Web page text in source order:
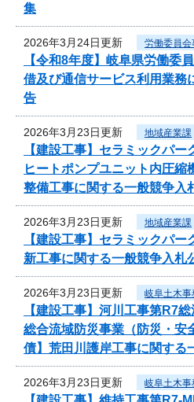
集
2026年3月24日更新 労働委員会
【令和8年度】岐阜県労働委
借及び通信サービス利用業務
告
2026年3月23日更新 地域産業課
【建設工事】セラミックパ
ヒートポンプユニット内圧縮
整備工事に関する一般競争入
2026年3月23日更新 地域産業課
【建設工事】セラミックパ
新工事に関する一般競争入札
2026年3月23日更新 岐阜土木事
【建設工事】河川工事第
総合流域防災事業（防災・安
債】荒田川護岸工事に関する
2026年3月23日更新 岐阜土木事